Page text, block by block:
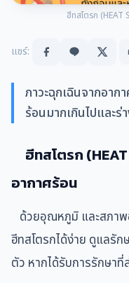
ฮีทสโตรก (HEAT
แชร์:
ภาวะฉุกเฉินจากอาก
ร้อนมากเกินไปและ
ฮีทสโตรก (HEAT
อากาศร้อน
ด้วยอุณหภูมิ และสภาพ
ฮีทสโตรกได้ง่าย ดูแลรัก
ตัว หากได้รับการรักษา